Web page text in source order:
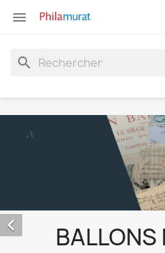

search
